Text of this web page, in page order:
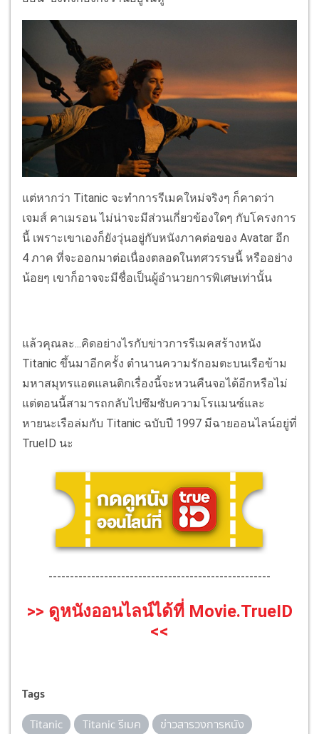
แต่หากว่า Titanic จะทำการรีเมคใหม่จริงๆ ก็คาดว่า
เจมส์ คาเมรอน ไม่น่าจะมีส่วนเกี่ยวข้องใดๆ กับโครงการ
นี้ เพราะเขาเองก็ยังวุ่นอยู่กับหนังภาคต่อของ Avatar อีก
4 ภาค ที่จะออกมาต่อเนื่องตลอดในทศวรรษนี้ หรืออย่าง
น้อยๆ เขาก็อาจจะมีชื่อเป็นผู้อำนวยการพิเศษเท่านั้น
แล้วคุณละ...คิดอย่างไรกับข่าวการรีเมคสร้างหนัง
Titanic ขึ้นมาอีกครั้ง ตำนานความรักอมตะบนเรือข้าม
มหาสมุทรแอตแลนติกเรื่องนี้จะหวนคืนจอได้อีกหรือไม่
แต่ตอนนี้สามารถกลับไปซึมซับความโรแมนซ์และ
หายนะเรือล่มกับ Titanic ฉบับปี 1997 มีฉายออนไลน์อยู่ที่
TrueID นะ
----------------------------------------------------
>> ดูหนังออนไลน์ได้ที่ Movie.TrueID
<<
Tags
Titanic Titanic รีเมค
ข่าวสารวงการหนัง